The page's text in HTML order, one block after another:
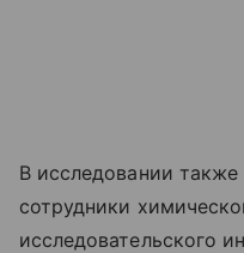
В исследовании также
сотрудники
исследовательского